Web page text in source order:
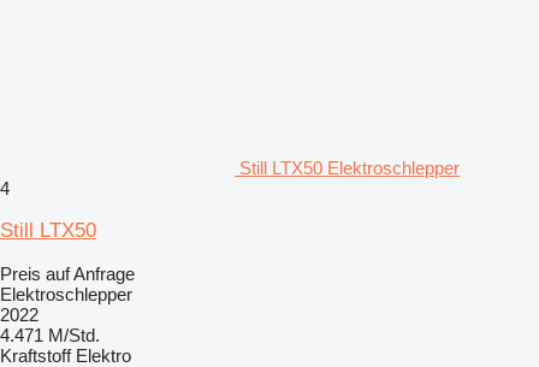
Still LTX50 Elektroschlepper
4
Still LTX50
Preis auf Anfrage
Elektroschlepper
2022
4.471 M/Std.
Kraftstoff Elektro